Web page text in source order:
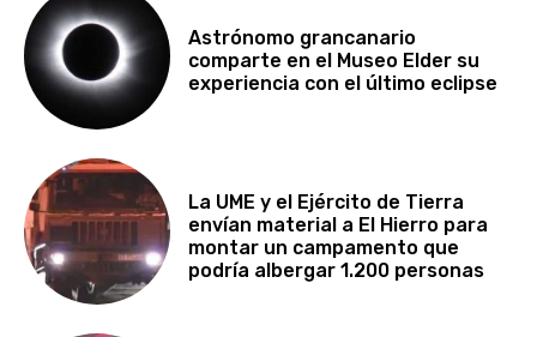
Astrónomo grancanario
comparte en el Museo Elder su
experiencia con el último eclipse
La UME y el Ejército de Tierra
envían material a El Hierro para
montar un campamento que
podría albergar 1.200 personas